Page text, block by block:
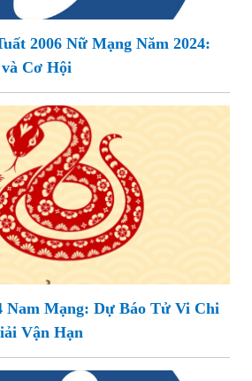
2006 Nữ Mạng Năm 2024:
Cơ Hội
Nam Mạng: Dự Báo Tử Vi Chi
Vận Hạn